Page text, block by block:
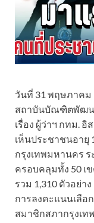
วันที่ 31 พฤษภาคม
สถาบันบัณฑิตพัฒนบ
เรื่อง ผู้ว่าฯ กทม.
เห็นประชาชนอายุ
กรุงเทพมหานคร
ครอบคลุมทั้ง 50 เ
รวม 1,310 ตัวอย่า
การลงคะแนนเลือ
สมาชิกสภากรุงเท